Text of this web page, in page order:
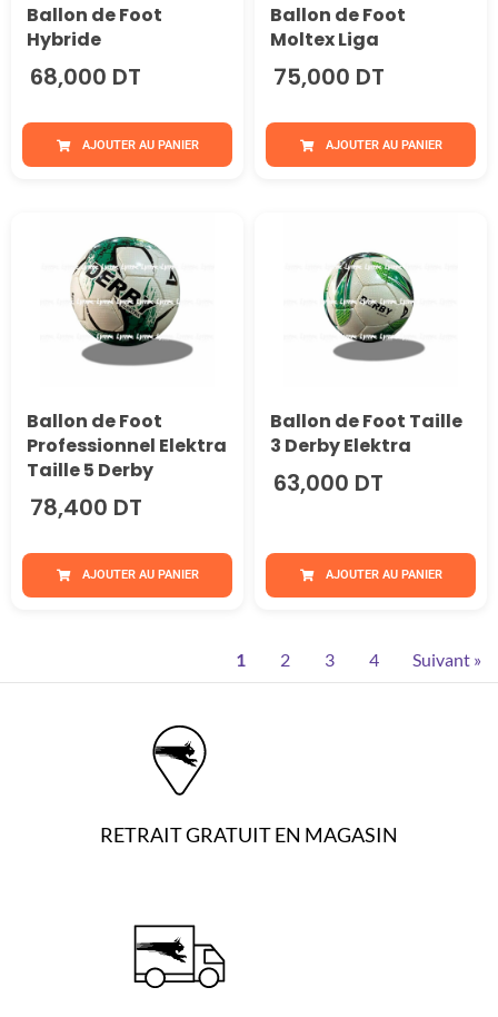
Ballon de Foot
Hybride
68,000 DT
AJOUTER AU PANIER
Ballon de Foot
Moltex Liga
75,000 DT
AJOUTER AU PANIER
Ballon de Foot
Professionnel Elektra
Taille 5 Derby
78,400 DT
AJOUTER AU PANIER
Ballon de Foot Taille
3 Derby Elektra
63,000 DT
AJOUTER AU PANIER
1 2 3 4 Suivant »
RETRAIT GRATUIT EN MAGASIN